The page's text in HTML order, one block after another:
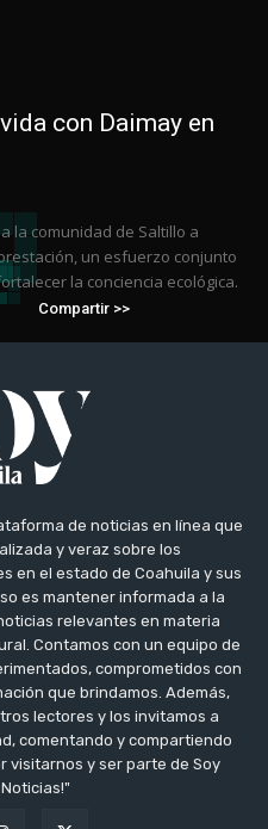
con Daimay en
la comunidad de Saltillo a
un esfuerzo conjunto
la conciencia ecológica.
Compartir >>
de noticias en línea que
y veraz sobre los
en el estado de Coahuila y sus
es mantener informada a la
relevantes en materia
Contamos con un equipo de
comprometidos con
que brindamos. Además,
lectores y los invitamos a
comentando y compartiendo
visitarnos y ser parte de Soy